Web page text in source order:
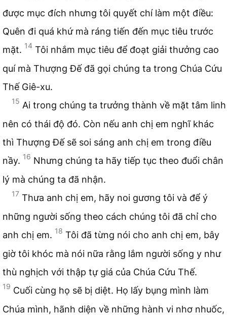
được mục đích nhưng tôi quyết chí làm một điều:
Quên đi quá khứ mà ráng tiến đến mục tiêu trước
mặt. 14 Tôi nhắm mục tiêu để đoạt giải thưởng cao
quí mà Thượng Đế đã gọi chúng ta trong Chúa Cứu
Thế Giê-xu.
15 Ai trong chúng ta trưởng thành về mặt tâm linh
nên có thái độ đó. Còn nếu anh chị em nghĩ khác
thì Thượng Đế sẽ soi sáng anh chị em trong điều
nầy. 16 Nhưng chúng ta hãy tiếp tục theo đuổi chân
lý mà chúng ta đã nhận.
17 Thưa anh chị em, hãy noi gương tôi và để ý
những người sống theo cách chúng tôi đã chỉ cho
anh chị em. 18 Tôi đã từng nói cho anh chị em, bây
giờ tôi khóc mà nói nữa rằng lắm người sống y như
thù nghịch với thập tự giá của Chúa Cứu Thế.
19 Cuối cùng họ sẽ bị diệt. Họ lấy bụng mình làm
Chúa mình, hãnh diện về những hành vi nhơ nhuốc,